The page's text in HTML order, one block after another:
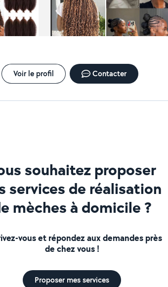
Voir le profil Contacter
souhaitez proposer
services de réalisation
mèches à domicile ?
vous et répondez aux demandes près
de chez vous !
Proposer mes services